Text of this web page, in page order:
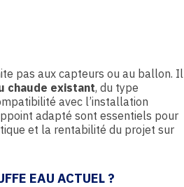
pas aux capteurs ou au ballon. Il
chaude existant, du type
avec l’installation
adapté sont essentiels pour
et la rentabilité du projet sur
EAU ACTUEL ?